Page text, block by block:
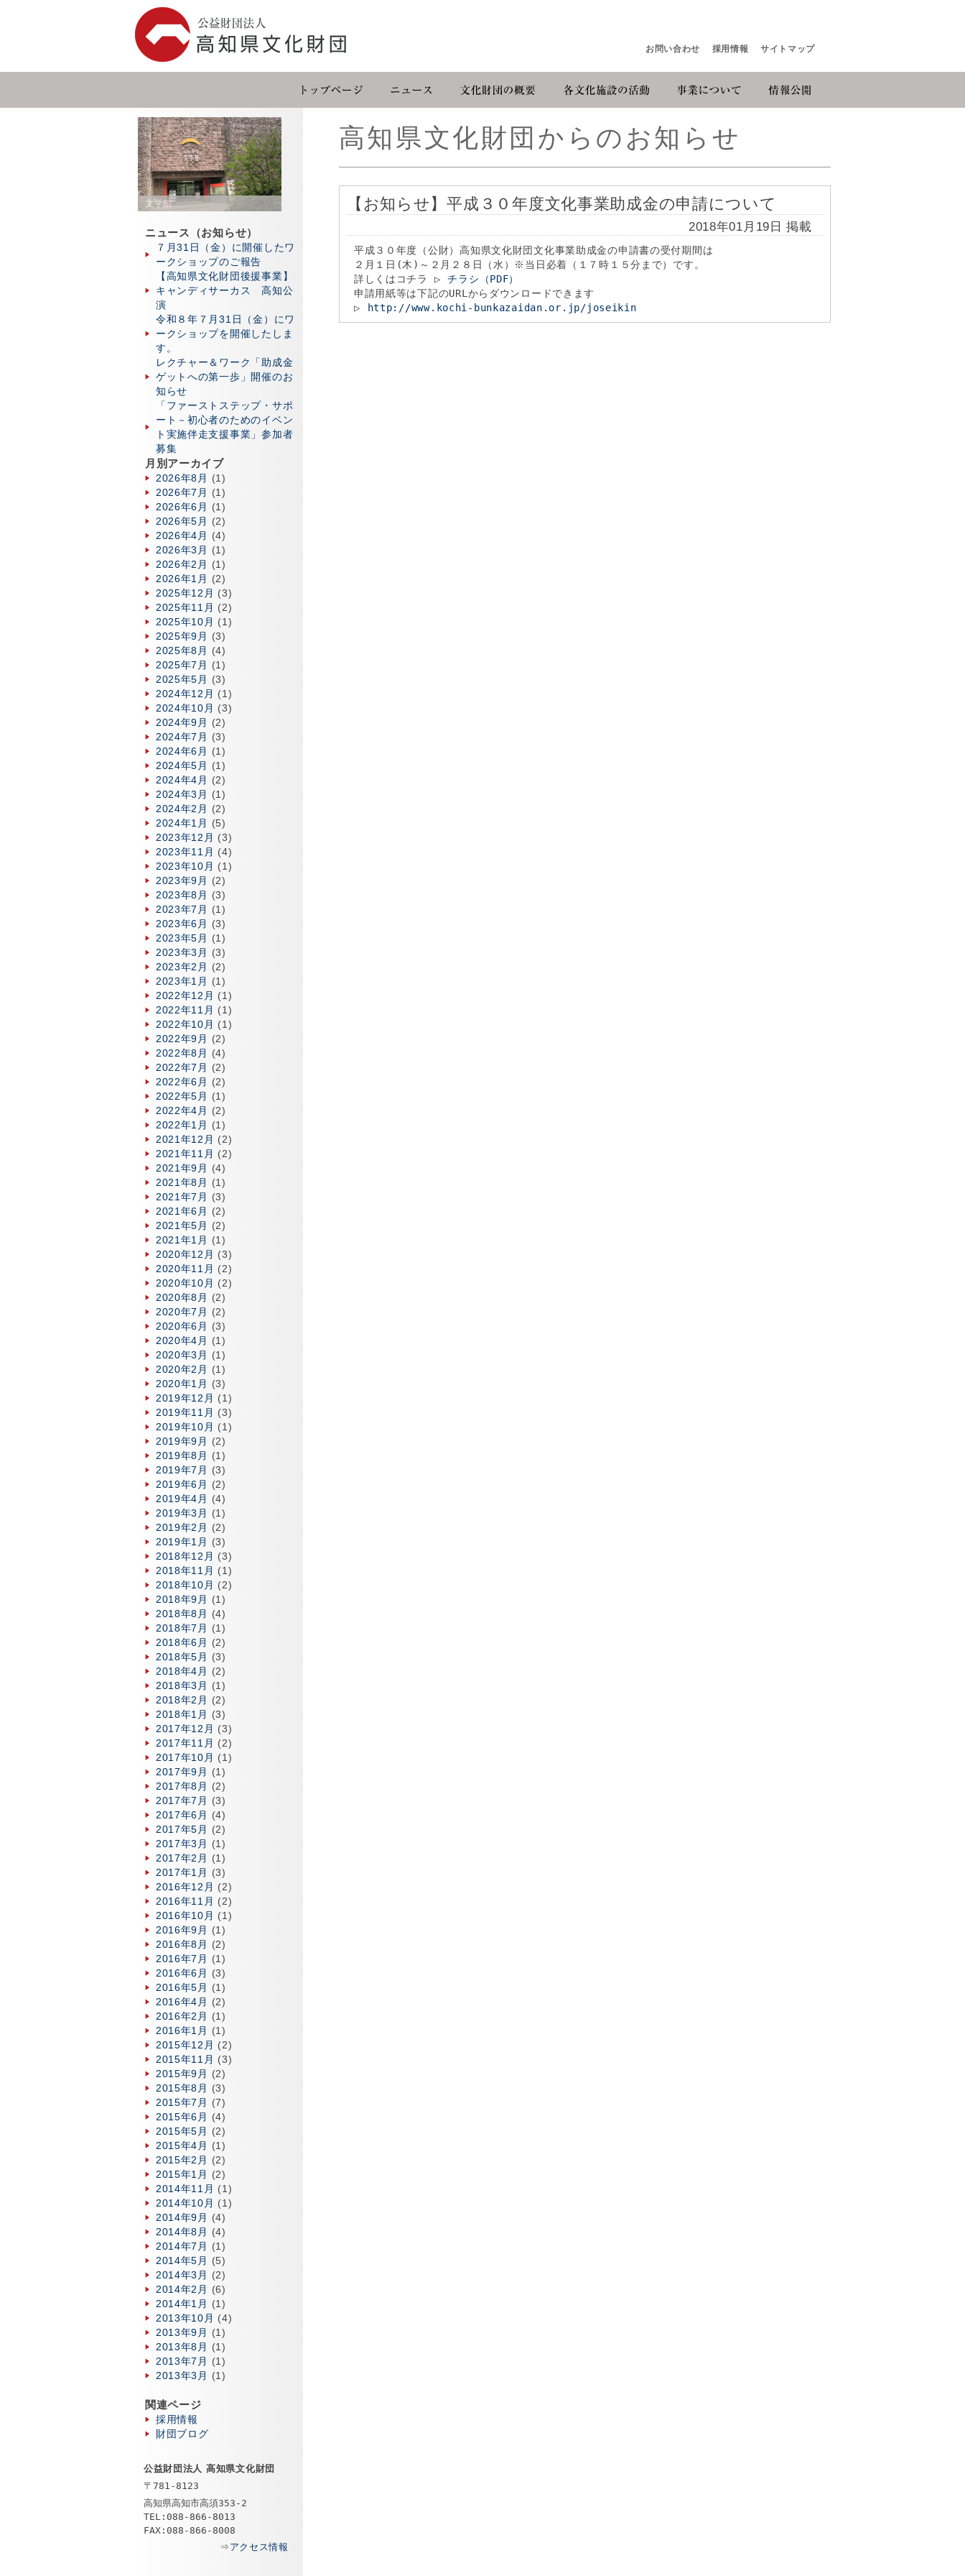
お問い合わせ 採用情報 サイトマップ
高知県文化財団からのお知らせ
【お知らせ】平成３０年度文化事業助成金の申請について
2018年01月19日 掲載
平成３０年度（公財）高知県文化財団文化事業助成金の申請書の受付期間は
２月１日(木)～２月２８日（水）※当日必着（１７時１５分まで）です。
詳しくはコチラ ▷
チラシ（PDF）
申請用紙等は下記のURLからダウンロードできます
▷
http://www.kochi-bunkazaidan.or.jp/joseikin
文学館
ニュース（お知らせ）
７月31日（金）に開催したワ
ークショップのご報告
【高知県文化財団後援事業】
キャンディサーカス 高知公
演
令和８年７月31日（金）にワ
ークショップを開催したしま
す。
レクチャー＆ワーク「助成金
ゲットへの第一歩」開催のお
知らせ
「ファーストステップ・サポ
ート－初心者のためのイベン
ト実施伴走支援事業」参加者
募集
月別アーカイブ
2026年8月
(1)
2026年7月
(1)
2026年6月
(1)
2026年5月
(2)
2026年4月
(4)
2026年3月
(1)
2026年2月
(1)
2026年1月
(2)
2025年12月 (3)
2025年11月 (2)
2025年10月 (1)
2025年9月
(3)
2025年8月
(4)
2025年7月
(1)
2025年5月
(3)
2024年12月 (1)
2024年10月 (3)
2024年9月
(2)
2024年7月
(3)
2024年6月
(1)
2024年5月
(1)
2024年4月
(2)
2024年3月
(1)
2024年2月
(2)
2024年1月
(5)
2023年12月 (3)
2023年11月 (4)
2023年10月 (1)
2023年9月
(2)
2023年8月
(3)
2023年7月
(1)
2023年6月
(3)
2023年5月
(1)
2023年3月
(3)
2023年2月
(2)
2023年1月
(1)
2022年12月 (1)
2022年11月 (1)
2022年10月 (1)
2022年9月
(2)
2022年8月
(4)
2022年7月
(2)
2022年6月
(2)
2022年5月
(1)
2022年4月
(2)
2022年1月
(1)
2021年12月 (2)
2021年11月 (2)
2021年9月
(4)
2021年8月
(1)
2021年7月
(3)
2021年6月
(2)
2021年5月
(2)
2021年1月
(1)
2020年12月 (3)
2020年11月 (2)
2020年10月 (2)
2020年8月
(2)
2020年7月
(2)
2020年6月
(3)
2020年4月
(1)
2020年3月
(1)
2020年2月
(1)
2020年1月
(3)
2019年12月 (1)
2019年11月 (3)
2019年10月 (1)
2019年9月
(2)
2019年8月
(1)
2019年7月
(3)
2019年6月
(2)
2019年4月
(4)
2019年3月
(1)
2019年2月
(2)
2019年1月
(3)
2018年12月 (3)
2018年11月 (1)
2018年10月 (2)
2018年9月
(1)
2018年8月
(4)
2018年7月
(1)
2018年6月
(2)
2018年5月
(3)
2018年4月
(2)
2018年3月
(1)
2018年2月
(2)
2018年1月
(3)
2017年12月 (3)
2017年11月 (2)
2017年10月 (1)
2017年9月
(1)
2017年8月
(2)
2017年7月
(3)
2017年6月
(4)
2017年5月
(2)
2017年3月
(1)
2017年2月
(1)
2017年1月
(3)
2016年12月 (2)
2016年11月 (2)
2016年10月 (1)
2016年9月
(1)
2016年8月
(2)
2016年7月
(1)
2016年6月
(3)
2016年5月
(1)
2016年4月
(2)
2016年2月
(1)
2016年1月
(1)
2015年12月 (2)
2015年11月 (3)
2015年9月
(2)
2015年8月
(3)
2015年7月
(7)
2015年6月
(4)
2015年5月
(2)
2015年4月
(1)
2015年2月
(2)
2015年1月
(2)
2014年11月 (1)
2014年10月 (1)
2014年9月
(4)
2014年8月
(4)
2014年7月
(1)
2014年5月
(5)
2014年3月
(2)
2014年2月
(6)
2014年1月
(1)
2013年10月 (4)
2013年9月
(1)
2013年8月
(1)
2013年7月
(1)
2013年3月
(1)
関連ページ
採用情報
財団ブログ
公益財団法人 高知県文化財団
〒781-8123
高知県高知市高須353-2
TEL:088-866-8013
FAX:088-866-8008
⇒ アクセス情報